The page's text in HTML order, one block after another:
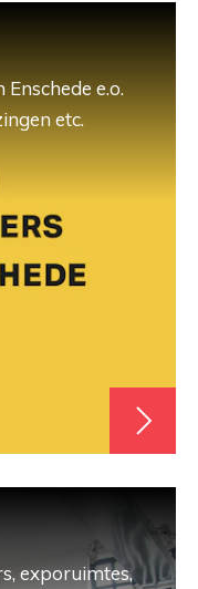
e.o.
etc.
exporuimtes,